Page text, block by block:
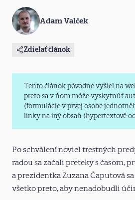
Adam Valček
Zdielať článok
Tento článok pôvodne vyšiel na
preto sa v ňom môže vyskytnúť
(formulácie v prvej osobe
linky na iný obsah (hypertextové
Po schválení noviel trestných
radou sa začali preteky s časom,
a prezidentka Zuzana Čaputová
všetko preto, aby nenadobudli